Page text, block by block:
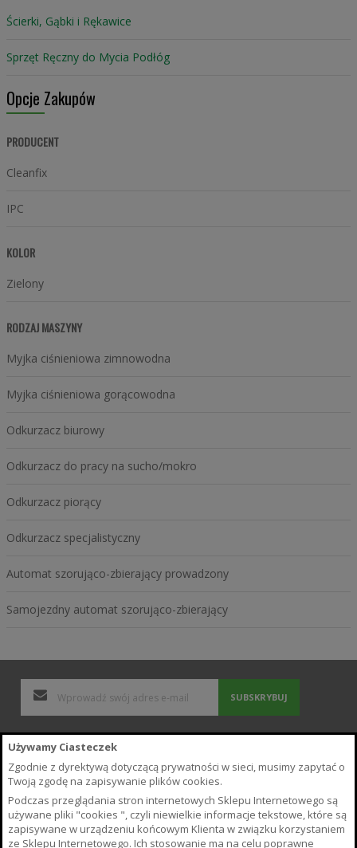
Używamy Ciasteczek
Zgodnie z dyrektywą dotyczącą prywatności w sieci, musimy zapytać o
Twoją zgodę na zapisywanie plików cookies.
Podczas przeglądania stron internetowych Sklepu Internetowego są
używane pliki "cookies ", czyli niewielkie informacje tekstowe, które są
zapisywane w urządzeniu końcowym Klienta w związku korzystaniem
ze Sklepu Internetowego. Ich stosowanie ma na celu poprawne
Ścierki, Gąbki i Rękawice
Sprzęt Ręczny do Mycia Podłóg
Opcje Zakupów
PRODUCENT
Cleanfix
IPC
KOLOR
Zielony
RODZAJ MASZYNY
Myjka ciśnieniowa zimnowodna
Myjka ciśnieniowa gorącowodna
Odkurzacz biurowy
Odkurzacz do pracy na sucho/mokro
Odkurzacz piorący
Odkurzacz specjalistyczny
Automat szorująco-zbierający prowadzony
Samojezdny automat szorująco-zbierający
SUBSKRYBUJ
Polityka Prywatności i Cookies
Wyszukiwane frazy
Zamówienia i zwroty
Poradnik
Regulamin Sklepu
O Sklepie